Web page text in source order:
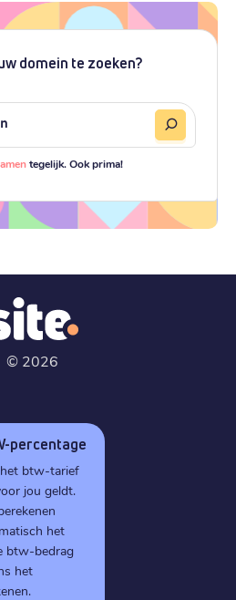
domein te zoeken?
tegelijk. Ook prima!
© 2026
percentage
btw-tarief
jou geldt.
het
btw-bedrag
het